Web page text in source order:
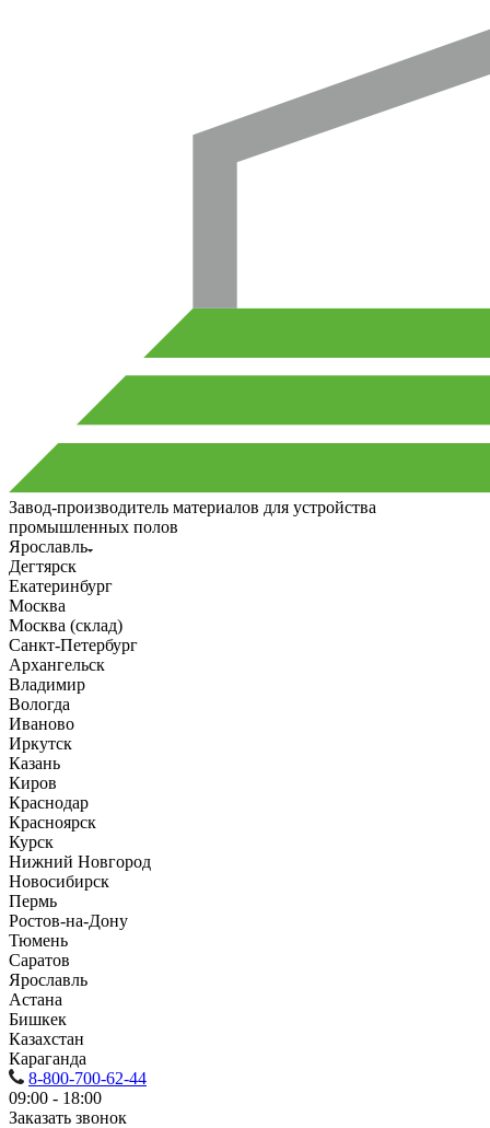
Завод-производитель материалов для устройства
промышленных полов
Ярославль
Дегтярск
Екатеринбург
Москва
Москва (склад)
Санкт-Петербург
Архангельск
Владимир
Вологда
Иваново
Иркутск
Казань
Киров
Краснодар
Красноярск
Курск
Нижний Новгород
Новосибирск
Пермь
Ростов-на-Дону
Тюмень
Саратов
Ярославль
Астана
Бишкек
Казахстан
Караганда
8-800-700-62-44
09:00 - 18:00
Заказать звонок